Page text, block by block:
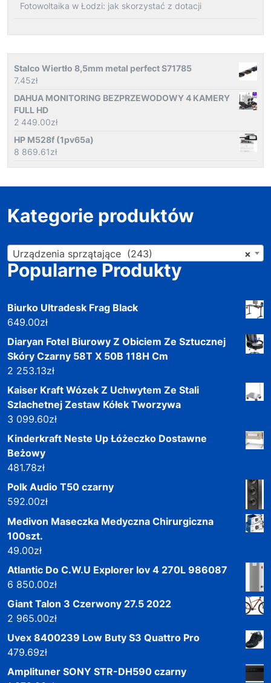
Fotowoltaika w Łodzi: jak skorzystać z dotacji
Stalco Wiertło 8,5mm metal perfect S71785
7.45zł
DAHUA MONITORING BEZPRZEWODOWY 4 KAMERY
FULL HD
2 449.00zł
HP M528f (1pv65a)
8 869.61zł
Kategorie produktów
×
Urządzenia sprzątające (243)
Popularne Produkty
Biurko Ultradesk Frag Black
649.00zł
Diaryan Fotel Biurowy Z Obiciem Ze Sztucznej
Skóry Czarny 58T X 50B 118H Cm
2 253.13zł
Kaiser Kraft Wózek Z Uchwytem Ze Stali
Szlachetnej Zestaw Kółek Tworzywa
3 099.60zł
Kinderkraft Neste Up Łóżeczko Dostawne
Beżowy
481.78zł
Polk Audio T50 czarny
592.00zł
Medivon Maseczka Medyczna Chirurgiczna
100szt.
49.00zł
Atlantic Do C.W.U Explorer Iov 4 270L 986087
6 850.00zł
Giant Talon 3 Czerwony 27.5 2022
2 965.00zł
Uvex 8400239 Low Buty S3 Quattro Pro
479.69zł
Amplituner SONY STR-DH590 czarny